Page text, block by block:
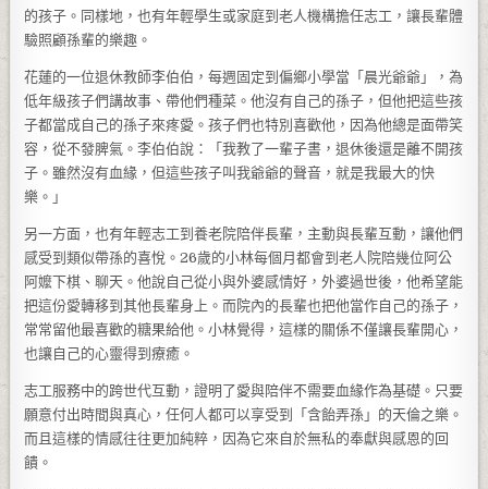
的孩子。同樣地，也有年輕學生或家庭到老人機構擔任志工，讓長輩體
驗照顧孫輩的樂趣。
花蓮的一位退休教師李伯伯，每週固定到偏鄉小學當「晨光爺爺」，為
低年級孩子們講故事、帶他們種菜。他沒有自己的孫子，但他把這些孩
子都當成自己的孫子來疼愛。孩子們也特別喜歡他，因為他總是面帶笑
容，從不發脾氣。李伯伯說：「我教了一輩子書，退休後還是離不開孩
子。雖然沒有血緣，但這些孩子叫我爺爺的聲音，就是我最大的快
樂。」
另一方面，也有年輕志工到養老院陪伴長輩，主動與長輩互動，讓他們
感受到類似帶孫的喜悅。26歲的小林每個月都會到老人院陪幾位阿公
阿嬤下棋、聊天。他說自己從小與外婆感情好，外婆過世後，他希望能
把這份愛轉移到其他長輩身上。而院內的長輩也把他當作自己的孫子，
常常留他最喜歡的糖果給他。小林覺得，這樣的關係不僅讓長輩開心，
也讓自己的心靈得到療癒。
志工服務中的跨世代互動，證明了愛與陪伴不需要血緣作為基礎。只要
願意付出時間與真心，任何人都可以享受到「含飴弄孫」的天倫之樂。
而且這樣的情感往往更加純粹，因為它來自於無私的奉獻與感恩的回
饋。